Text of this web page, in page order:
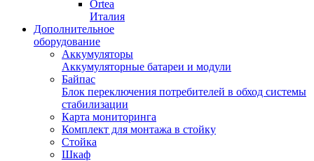
Ortea
Италия
Дополнительное
оборудование
Аккумуляторы
Аккумуляторные батареи и модули
Байпас
Блок переключения потребителей в обход системы
стабилизации
Карта мониторинга
Комплект для монтажа в стойку
Стойка
Шкаф